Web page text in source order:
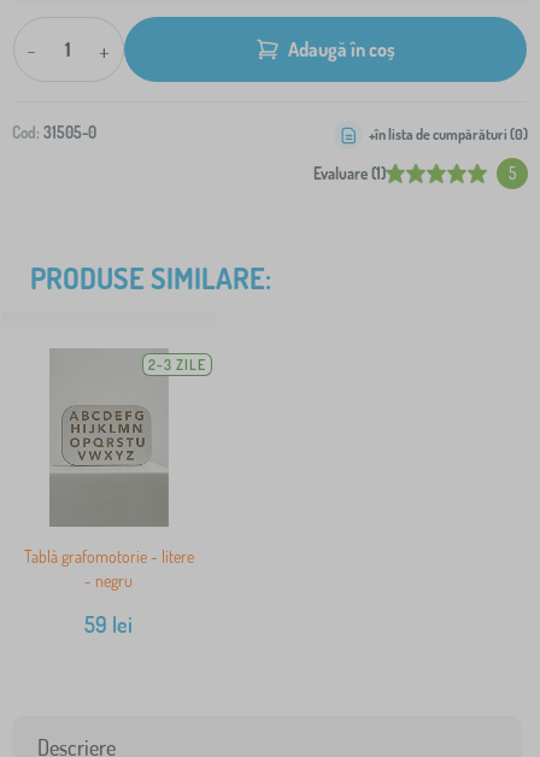
- + Adaugă în coș
Cod: 31505-0
Evaluare (1) 5
+în lista de cumpărături (0)
PRODUSE SIMILARE:
2-3 ZILE
Tablă grafomotorie - litere
- negru
59 lei
Descriere